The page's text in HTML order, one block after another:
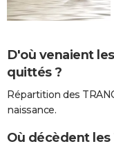
D'où venaient
quittés ?
Répartition des
naissance.
Où décèdent les